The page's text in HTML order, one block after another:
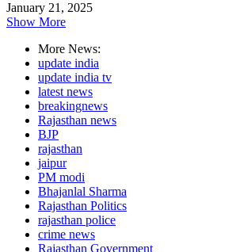
January 21, 2025
Show More
More News:
update india
update india tv
latest news
breakingnews
Rajasthan news
BJP
rajasthan
jaipur
PM modi
Bhajanlal Sharma
Rajasthan Politics
rajasthan police
crime news
Rajasthan Government